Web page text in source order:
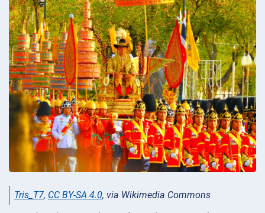
Tris_T7, CC BY-SA 4.0, via Wikimedia Commons